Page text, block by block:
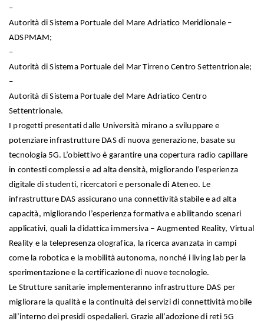
–
Autorità di Sistema Portuale del Mare Adriatico Meridionale –
ADSPMAM;
–
Autorità di Sistema Portuale del Mar Tirreno Centro Settentrionale;
–
Autorità di Sistema Portuale del Mare Adriatico Centro
Settentrionale.
I progetti presentati dalle Università mirano a sviluppare e
potenziare infrastrutture DAS di nuova generazione, basate su
tecnologia 5G. L’obiettivo è garantire una copertura radio capillare
in contesti complessi e ad alta densità, migliorando l’esperienza
digitale di studenti, ricercatori e personale di Ateneo. Le
infrastrutture DAS assicurano una connettività stabile e ad alta
capacità, migliorando l’esperienza formativa e abilitando scenari
applicativi, quali la didattica immersiva – Augmented Reality, Virtual
Reality e la telepresenza olografica, la ricerca avanzata in campi
come la robotica e la mobilità autonoma, nonché i living lab per la
sperimentazione e la certificazione di nuove tecnologie.
Le Strutture sanitarie implementeranno infrastrutture DAS per
migliorare la qualità e la continuità dei servizi di connettività mobile
all’interno dei presidi ospedalieri. Grazie all’adozione di reti 5G